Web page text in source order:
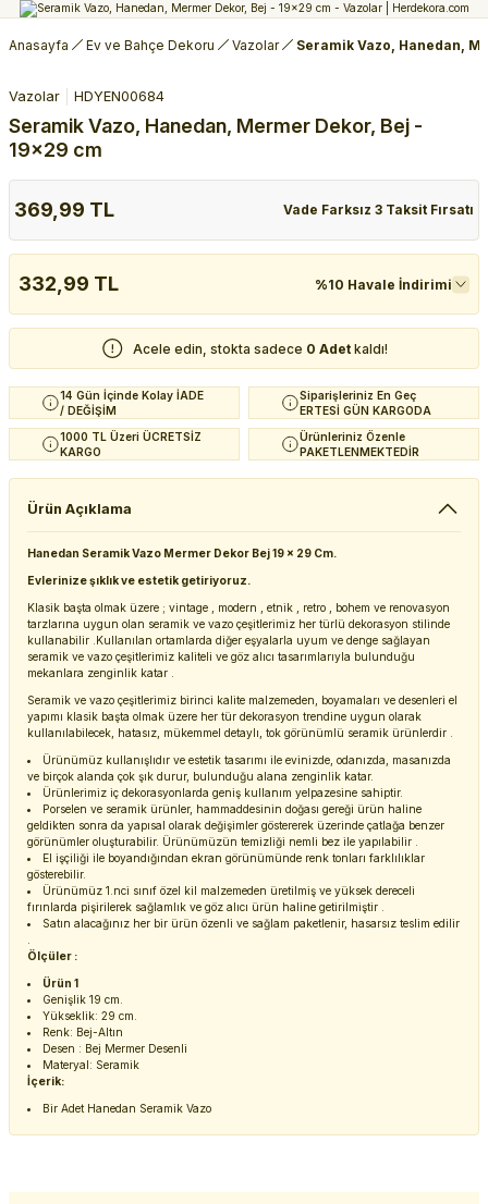
Anasayfa Ev ve Bahçe Dekoru Vazolar Seramik Vazo, Hanedan,
Vazolar HDYEN00684
Seramik Vazo, Hanedan, Mermer Dekor, Bej -
19x29 cm
369,99 TL Vade Farksız 3 Taksit Fırsatı
332,99 TL %10 Havale İndirimi
Acele edin, stokta sadece 0 Adet kaldı!
14 Gün İçinde Kolay İADE
/ DEĞİŞİM
Siparişleriniz En Geç
ERTESİ GÜN KARGODA
1000 TL Üzeri ÜCRETSİZ
KARGO
Ürünleriniz Özenle
PAKETLENMEKTEDİR
Ürün Açıklama
Hanedan Seramik Vazo Mermer Dekor Bej 19 x 29 Cm.
Evlerinize şıklık ve estetik getiriyoruz.
Klasik başta olmak üzere ; vintage , modern , etnik , retro , bohem ve renovasyon
tarzlarına uygun olan seramik ve vazo çeşitlerimiz her türlü dekorasyon stilinde
kullanabilir .Kullanılan ortamlarda diğer eşyalarla uyum ve denge sağlayan
seramik ve vazo çeşitlerimiz kaliteli ve göz alıcı tasarımlarıyla bulunduğu
mekanlara zenginlik katar .
Seramik ve vazo çeşitlerimiz birinci kalite malzemeden, boyamaları ve desenleri el
yapımı klasik başta olmak üzere her tür dekorasyon trendine uygun olarak
kullanılabilecek, hatasız, mükemmel detaylı, tok görünümlü seramik ürünlerdir .
Ürünümüz kullanışlıdır ve estetik tasarımı ile evinizde, odanızda, masanızda
ve birçok alanda çok şık durur, bulunduğu alana zenginlik katar.
Ürünlerimiz iç dekorasyonlarda geniş kullanım yelpazesine sahiptir.
Porselen ve seramik ürünler, hammaddesinin doğası gereği ürün haline
geldikten sonra da yapısal olarak değişimler göstererek üzerinde çatlağa benzer
görünümler oluşturabilir. Ürünümüzün temizliği nemli bez ile yapılabilir .
El işçiliği ile boyandığından ekran görünümünde renk tonları farklılıklar
gösterebilir.
Ürünümüz 1.nci sınıf özel kil malzemeden üretilmiş ve yüksek dereceli
fırınlarda pişirilerek sağlamlık ve göz alıcı ürün haline getirilmiştir .
Satın alacağınız her bir ürün özenli ve sağlam paketlenir, hasarsız teslim edilir
Ölçüler :
Ürün 1
Genişlik 19 cm.
Yükseklik: 29 cm.
Renk: Bej-Altın
Desen : Bej Mermer Desenli
Materyal: Seramik
İçerik:
Bir Adet Hanedan Seramik Vazo